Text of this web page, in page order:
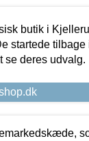
butik i
startede tilbage
se deres udvalg.